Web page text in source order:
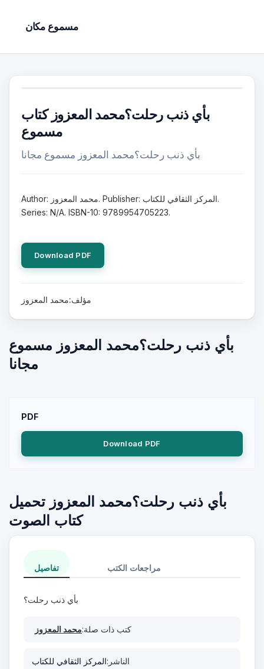
مسموع مكان
بأي ذنب رحلت؟محمد المعزوز كتاب
مسموع
بأي ذنب رحلت؟محمد المعزوز مسموع مجانا
Author: محمد المعزوز. Publisher: المركز الثقافي للكتاب.
Series: N/A. ISBN-10: 9789954705223.
Download PDF
مؤلف:محمد المعزوز
بأي ذنب رحلت؟محمد المعزوز مسموع
مجانا
PDF
Download PDF
بأي ذنب رحلت؟محمد المعزوز تحميل
كتاب الصوت
تفاصيل مراجعات الكتب
بأي ذنب رحلت؟
كتب ذات صلة:محمد المعزوز
الناشر:المركز الثقافي للكتاب